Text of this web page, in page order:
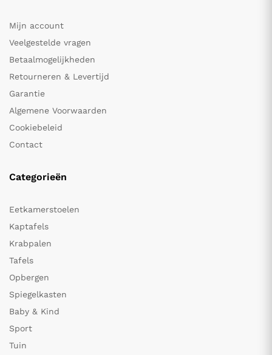
Mijn account
Veelgestelde vragen
Betaalmogelijkheden
Retourneren & Levertijd
Garantie
Algemene Voorwaarden
Cookiebeleid
Contact
Categorieën
Eetkamerstoelen
Kaptafels
Krabpalen
Tafels
Opbergen
Spiegelkasten
Baby & Kind
Sport
Tuin